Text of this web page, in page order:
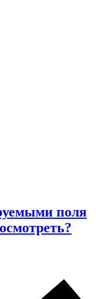
поля